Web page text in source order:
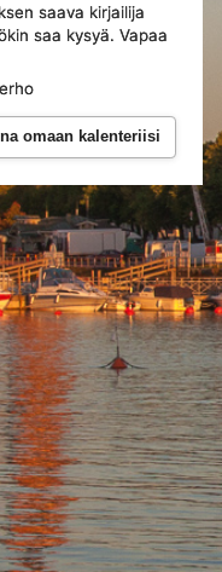
saava kirjailija
saa kysyä. Vapaa
omaan kalenteriisi